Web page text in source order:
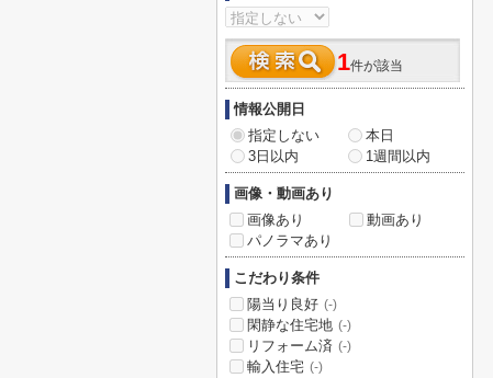
1件が該当
情報公開日
指定しない
本日
3日以内
1週間以内
画像・動画あり
画像あり
動画あり
パノラマあり
こだわり条件
陽当り良好 (-)
閑静な住宅地 (-)
リフォーム済 (-)
輸入住宅 (-)